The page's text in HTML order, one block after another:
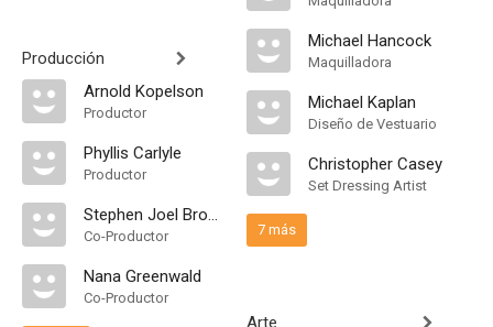
Producción
Arnold Kopelson
Productor
Phyllis Carlyle
Productor
Stephen Joel Brown
Co-Productor
Nana Greenwald
Co-Productor
Michael Hancock
Maquilladora
Michael Kaplan
Diseño de Vestuario
Christopher Casey
Set Dressing Artist
7 más
Arte